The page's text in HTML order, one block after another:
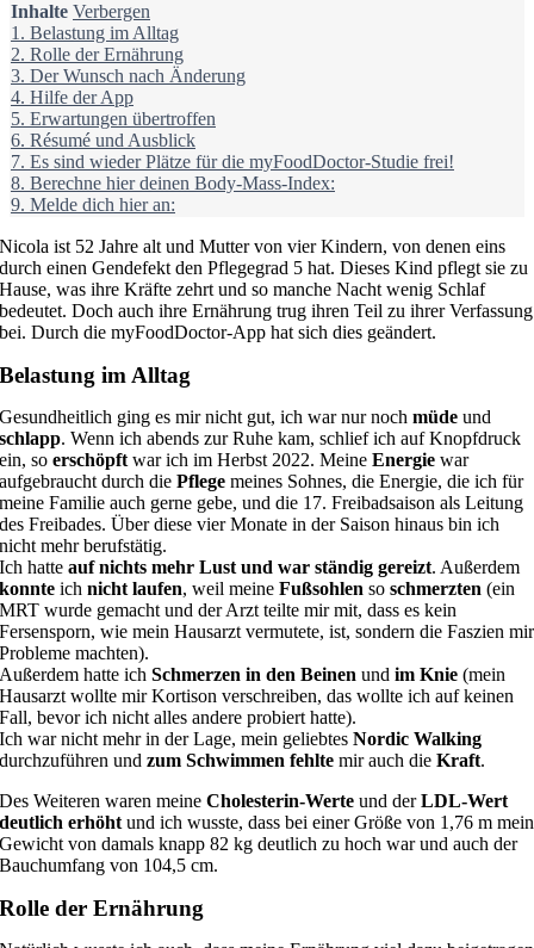
Bild
Inhalte Verbergen
1. Belastung im Alltag
2. Rolle der Ernährung
3. Der Wunsch nach Änderung
4. Hilfe der App
5. Erwartungen übertroffen
6. Ré­su­mé und Ausblick
7. Es sind wieder Plätze für die myFoodDoctor-Studie frei!
8. Berechne hier deinen Body-Mass-Index:
9. Melde dich hier an:
Nicola ist 52 Jahre alt und Mutter von vier Kindern, von denen eins
durch einen Gendefekt den Pflegegrad 5 hat. Dieses Kind pflegt sie zu
Hause, was ihre Kräfte zehrt und so manche Nacht wenig Schlaf
bedeutet. Doch auch ihre Ernährung trug ihren Teil zu ihrer Verfassung
bei. Durch die myFoodDoctor-App hat sich dies geändert.
Belastung im Alltag
Gesundheitlich ging es mir nicht gut, ich war nur nochmüdeund
schlapp. Wenn ich abends zur Ruhe kam, schlief ich auf Knopfdruck
ein, so erschöpftwar ich im Herbst 2022. MeineEnergiewar
aufgebraucht durch diePflegemeines Sohnes, die Energie, die ich für
meine Familie auch gerne gebe, und die 17. Freibadsaison als Leitung
des Freibades. Über diese vier Monate in der Saison hinaus bin ich
nicht mehr berufstätig.
Ich hatteauf nichts mehr Lust und war ständig gereizt. Außerdem
konnteichnicht laufen, weil meineFußsohlensoschmerzten(ein
MRT wurde gemacht und der Arzt teilte mir mit, dass es kein
Fersensporn, wie mein Hausarzt vermutete, ist, sondern die Faszien mir
Probleme machten).
Außerdem hatte ichSchmerzen in den Beinenundim Knie(mein
Hausarzt wollte mir Kortison verschreiben, das wollte ich auf keinen
Fall, bevor ich nicht alles andere probiert hatte).
Ich war nicht mehr in der Lage, mein geliebtesNordic Walking
durchzuführen undzum Schwimmen fehltemir auch dieKraft.
Des Weiteren waren meine Cholesterin-Werteund derLDL-Wert
deutlich erhöhtund ich wusste, dass bei einer Größe von 1,76 m mein
Gewicht von damals knapp 82 kg deutlich zu hoch war und auch der
Bauchumfang von 104,5 cm.
Rolle der Ernährung